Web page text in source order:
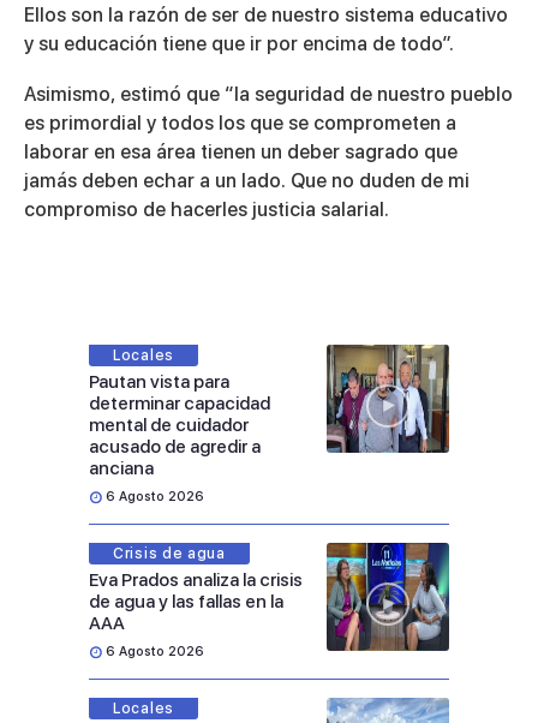
Ellos son la razón de ser de nuestro sistema educativo
y su educación tiene que ir por encima de todo”.
Asimismo, estimó que “la seguridad de nuestro pueblo
es primordial y todos los que se comprometen a
laborar en esa área tienen un deber sagrado que
jamás deben echar a un lado. Que no duden de mi
compromiso de hacerles justicia salarial.
Locales
Pautan vista para
determinar capacidad
mental de cuidador
acusado de agredir a
anciana
6 Agosto 2026
Crisis de agua
Eva Prados analiza la crisis
de agua y las fallas en la
AAA
6 Agosto 2026
Locales